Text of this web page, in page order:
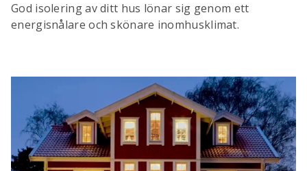
God isolering av ditt hus lönar sig genom ett
energisnålare och skönare inomhusklimat.